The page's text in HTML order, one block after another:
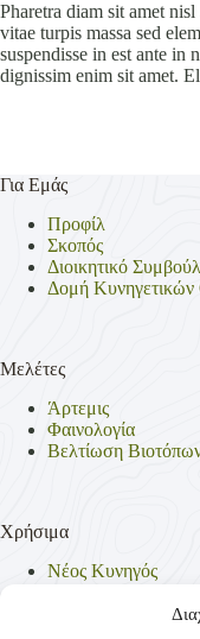
Pharetra diam sit amet
vitae turpis massa sed
suspendisse in est ante in
dignissim enim sit amet.
Για Εμάς
Προφίλ
Σκοπός
Διοικητικό
Δομή
Μελέτες
Άρτεμις
Φαινολογία
Βελτίωση
Χρήσιμα
Νέος Κυνηγός